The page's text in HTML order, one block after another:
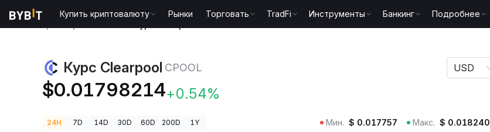
Купить криптовалюту Рынки Торговать TradFi Инструменты Банкинг Подробнее
Курс Clearpool CPOOL
$0.01798214+0.54%
USD
24H 7D 14D 30D 60D 200D 1Y Мин. $ 0.017757 Макс. $ 0.018240